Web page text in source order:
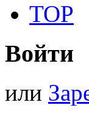
TOP
Войти
или